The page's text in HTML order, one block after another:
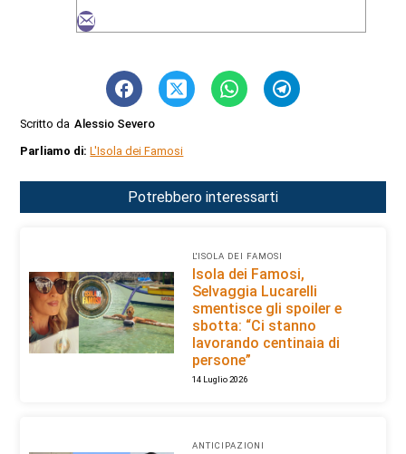
Scritto da Alessio Severo
Parliamo di:L'Isola dei Famosi
Potrebbero interessarti
L'ISOLA DEI FAMOSI
Isola dei Famosi,
Selvaggia Lucarelli
smentisce gli spoiler e
sbotta: “Ci stanno
lavorando centinaia di
persone”
14 Luglio 2026
ANTICIPAZIONI